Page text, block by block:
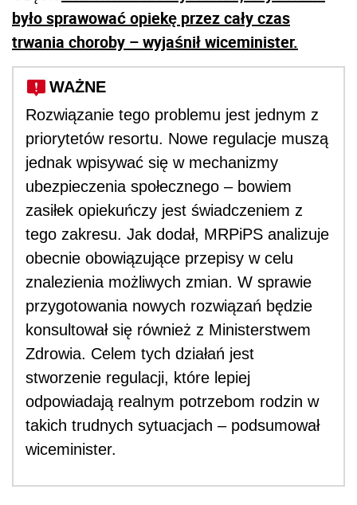
było sprawować opiekę przez cały czas
trwania choroby – wyjaśnił wiceminister.
WAŻNE
Rozwiązanie tego problemu jest jednym z
priorytetów resortu. Nowe regulacje muszą
jednak wpisywać się w mechanizmy
ubezpieczenia społecznego – bowiem
zasiłek opiekuńczy jest świadczeniem z
tego zakresu. Jak dodał, MRPiPS analizuje
obecnie obowiązujące przepisy w celu
znalezienia możliwych zmian. W sprawie
przygotowania nowych rozwiązań będzie
konsultował się również z Ministerstwem
Zdrowia. Celem tych działań jest
stworzenie regulacji, które lepiej
odpowiadają realnym potrzebom rodzin w
takich trudnych sytuacjach – podsumował
wiceminister.